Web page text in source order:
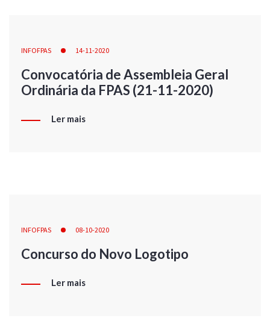
INFOFPAS 14-11-2020
Convocatória de Assembleia Geral
Ordinária da FPAS (21-11-2020)
Ler mais
INFOFPAS 08-10-2020
Concurso do Novo Logotipo
Ler mais